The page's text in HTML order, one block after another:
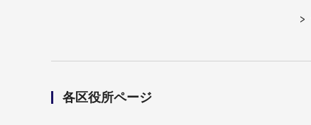
各区役所ページ